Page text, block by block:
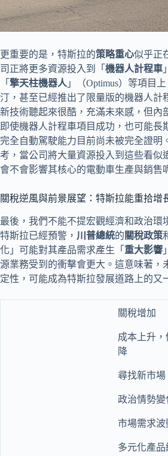
更重要的是，特斯拉的策略重心似乎正
司正將更多資源投入到「 機器人計程車
「 擎天柱機器人 」（Optimus）等項目
汀，甚至已經推出了限量版的機器人計
新技術聽起來很酷，充滿未來感，但內
即使機器人計程車項目成功，也可能長
完全自動駕駛能力目前尚未被完全證明
考，當公司將大量資源投入到這些看似
會不會影響其核心的電動車生產與銷售
關稅逆風與前景展望：特斯拉能重拾增
最後，我們不能不提宏觀經濟和政治環
特斯拉已經預警， 川普總統的 關稅政策
化」可能對其產品需求產生「 重大影響
源業務受到的衝擊會更大。這意味著，
定性，可能成為特斯拉發展道路上的又
關稅增加
成本上升
降
尋找新市場
政治情勢變
市場需求波
多元化產